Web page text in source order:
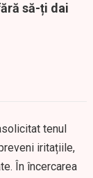
să-ți dai
tenul
iritațiile,
În încercarea